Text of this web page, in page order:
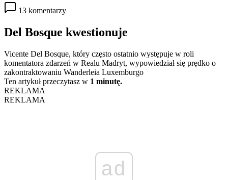
13 komentarzy
Del Bosque kwestionuje
Vicente Del Bosque, który często ostatnio występuje w roli
komentatora zdarzeń w Realu Madryt, wypowiedział się prędko o
zakontraktowaniu Wanderleia Luxemburgo
Ten artykuł przeczytasz w 1 minutę.
REKLAMA
REKLAMA
ad